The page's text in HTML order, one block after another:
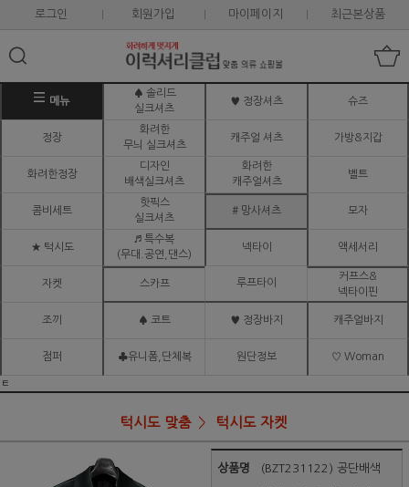
로그인 회원가입 마이페이지 최근본상품
메뉴
♠ 솔리드
실크셔츠
♥ 정장셔츠 슈즈
정장
화려한
무늬 실크셔츠
캐주얼 셔츠 가방&지갑
화려한정장
디자인
배색실크셔츠
화려한
캐주얼셔츠
벨트
콤비세트
핫픽스
실크셔츠
# 망사셔츠 모자
★ 턱시도
♬ 특수복
(무대.공연,댄스)
넥타이 액세서리
자켓 스카프 루프타이
커프스&
넥타이핀
조끼 ♠ 코트 ♥ 정장바지 캐주얼바지
점퍼 ♣유니폼,단체복 원단정보 ♡ Woman
ㅌ
턱시도 맞춤 턱시도 자켓
상품명 (BZT231122) 공단배색